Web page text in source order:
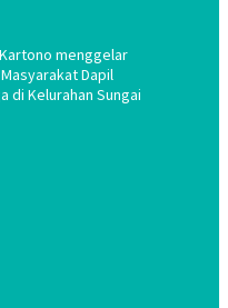
menggelar
Dapil
di Kelurahan Sungai